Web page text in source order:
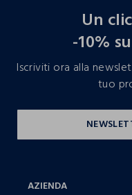
Un
-10%
Iscriviti ora alla
tuo
AZIENDA